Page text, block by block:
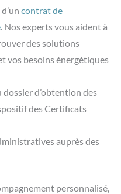
contrat de
. Nos experts vous aident à
des solutions
vos besoins énergétiques
dossier d’obtention des
des Certificats
auprès des
personnalisé,